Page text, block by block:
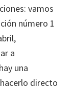
vamos
número 1
a
una
directo